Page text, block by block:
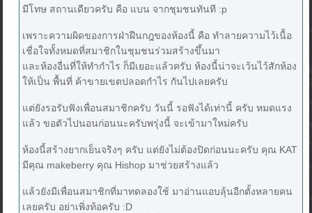
มีโทษ สถานเดียวครับ คือ แบน จากชุมชนทันที :p
เพราะความผิดของการฝ่าฝืนกฎของห้องนี้ คือ ทำลายความไว้เนื้อ
เชื่อใจทั้งหมดที่สมาชิกในชุมชนร่วมสร้างขึ้นมา
และห้องอื่นที่ให้ทำกำไร ก็มีเยอะแล้วครับ ห้องนี้น่าจะเว้นไว้สักห้อง
ให้เป็น พื้นที่ ค้าขายเขตปลอดกำไร กันไปเลยครับ
แต่ยังรอรับฟังเพื่อนสมาชิกครับ วันนี้ รอฟังได้เท่านี้ ครับ หมดแรง
แล้ว ขอตัวไปนอนก่อนนะครับพรุ่งนี้ จะเข้ามาใหม่ครับ
ห้องนี้สร้างยากเย็นจริงๆ ครับ แต่ยังไม่ต้องปิดก่อนนะครับ คุณ KAT
มีคุณ makeberry คุณ Hishop มาช่วยสร้างแล้ว
แล้วยังมีเพื่อนสมาชิกที่มาทดลองใช้ มาอ่านแอบลุ้นอีกตั้งหลายคน
เลยครับ อย่าเพิ่งท้อครับ :D